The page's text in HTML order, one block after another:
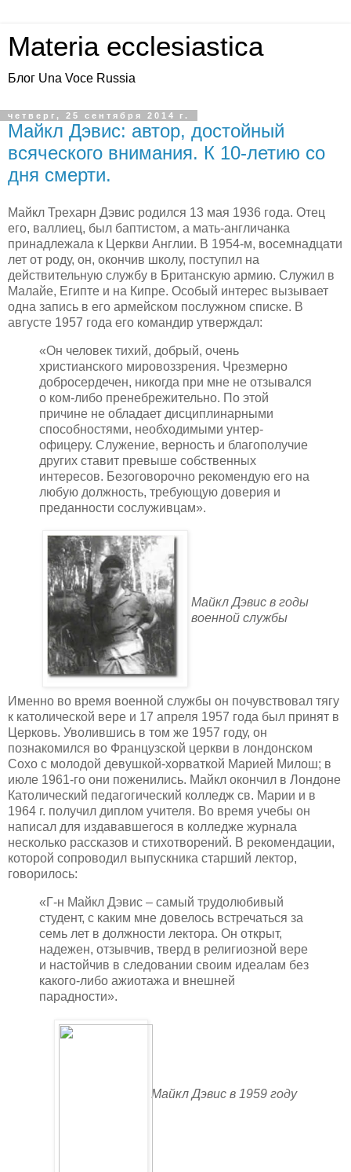
Materia ecclesiastica
Блог Una Voce Russia
четверг, 25 сентября 2014 г.
Майкл Дэвис: автор, достойный
всяческого внимания. К 10-летию со
дня смерти.
Майкл Трехарн Дэвис родился 13 мая 1936 года. Отец
его, валлиец, был баптистом, а мать-англичанка
принадлежала к Церкви Англии. В 1954-м, восемнадцати
лет от роду, он, окончив школу, поступил на
действительную службу в Британскую армию. Служил в
Малайе, Египте и на Кипре. Особый интерес вызывает
одна запись в его армейском послужном списке. В
августе 1957 года его командир утверждал:
«Он человек тихий, добрый, очень
христианского мировоззрения. Чрезмерно
добросердечен, никогда при мне не отзывался
о ком-либо пренебрежительно. По этой
причине не обладает дисциплинарными
способностями, необходимыми унтер-
офицеру. Служение, верность и благополучие
других ставит превыше собственных
интересов. Безоговорочно рекомендую его на
любую должность, требующую доверия и
преданности сослуживцам».
Майкл Дэвис в годы
военной службы
Именно во время военной службы он почувствовал тягу
к католической вере и 17 апреля 1957 года был принят в
Церковь. Уволившись в том же 1957 году, он
познакомился во Французской церкви в лондонском
Сохо с молодой девушкой-хорваткой Марией Милош; в
июле 1961-го они поженились. Майкл окончил в Лондоне
Католический педагогический колледж св. Марии и в
1964 г. получил диплом учителя. Во время учебы он
написал для издававшегося в колледже журнала
несколько рассказов и стихотворений. В рекомендации,
которой сопроводил выпускника старший лектор,
говорилось:
«Г-н Майкл Дэвис – самый трудолюбивый
студент, с каким мне довелось встречаться за
семь лет в должности лектора. Он открыт,
надежен, отзывчив, тверд в религиозной вере
и настойчив в следовании своим идеалам без
какого-либо ажиотажа и внешней
парадности».
Майкл Дэвис в 1959 году